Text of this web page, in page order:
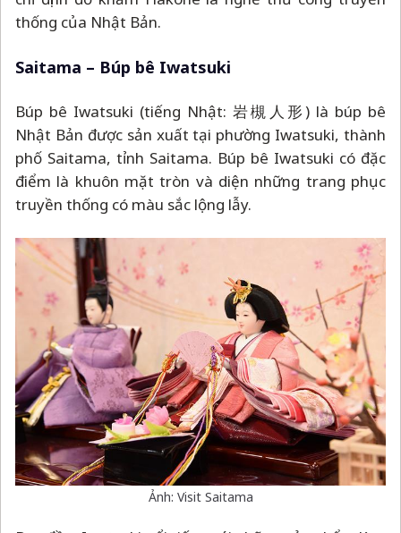
Nhật Bản được sản xuất tại phường Iwatsuki, thành
phố Saitama, tỉnh Saitama. Búp bê Iwatsuki có đặc
điểm là khuôn mặt tròn và diện những trang phục
truyền thống có màu sắc lộng lẫy.
Ảnh: Visit Saitama
Ban đầu, Iwatsuki nổi tiếng với những sản phẩm làm
từ gỗ như tủ có ngăn kéo hay guốc geta nhưng về
sau, nhờ vào nguồn nước chất lượng tốt (liên quan
đến việc tạo ra màu sắc của búp bê) nên nơi đây là
môi trường lý tưởng để phát triển nghề này.